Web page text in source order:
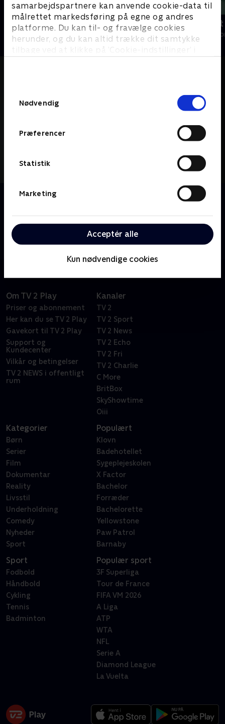
samarbejdspartnere kan anvende cookie-data til
målrettet markedsføring på egne og andres
platforme. Du kan til- og fravælge cookies
herunder, og du kan altid trække dit samtykke
tilbage ved at klikke på ’Cookie-indstillinger’ i
Nødvendig
Præferencer
Statistik
Marketing
Acceptér alle
Kun nødvendige cookies
Happy fucking Pride
Drama • 1 sæsoner
Fake Patient
Drama • 1
Om House
ukonventionel tænkning giver ham stor respekt på
trods af hans brutale ærlighed og asociale tendenser.
Om TV 2 Play
Priser og abonnement
Her kan du se TV 2 Play
Gavekort til TV 2 Play
Support og
Kundecenter
Vilkår og betingelser
TV 2 NEWS i offentligt
rum
Kanaler
TV 2
TV 2 Sport
TV 2 News
TV 2 Echo
TV 2 Fri
TV 2 Charlie
C More
BritBox
SkyShowtime
Oiii
Kategorier
Børn
Serier
Film
Dokumentar
Reality
Livsstil
Underholdning
Comedy
Nyheder
Sport
Populært
Klovn
Badehotellet
Sygeplejeskolen
X Factor
Bachelor
Forræder
Bachelorette
Yellowstone
Paw Patrol
Barnaby
Sport
Fodbold
Håndbold
Cykling
Tennis
Badminton
Populær sport
3F Superliga
Tour de France
FIFA VM 2026
A Liga
ATP
WTA
NFL
Serie A
Diamond League
La Vuelta